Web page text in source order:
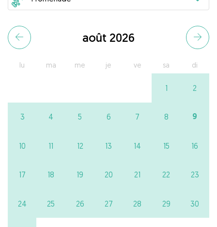
août 2026
lu ma me je ve sa di
1 2
3 4 5 6 7 8 9
10 11 12 13 14 15 16
17 18 19 20 21 22 23
24 25 26 27 28 29 30